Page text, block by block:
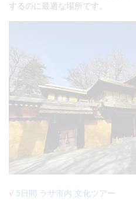
するのに最適な場所です。
√ 5日間 ラサ市内 文化ツアー